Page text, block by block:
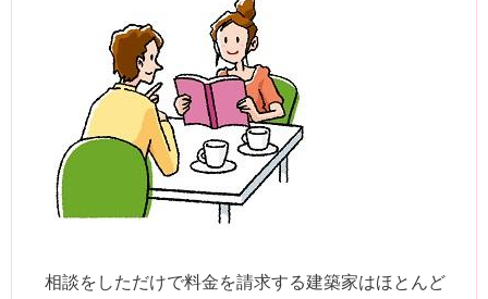
相談をしただけで料金を請求する建築家はほとんど